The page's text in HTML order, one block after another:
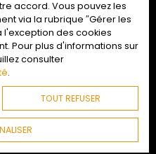
: Tous droits réservés
accord. Vous pouvez les
via la rubrique ″Gérer les
l'exception des cookies
Pour plus d'informations sur
consulter
.
TOUT REFUSER